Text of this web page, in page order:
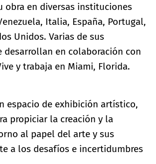
obra en diversas instituciones
Italia, España, Portugal,
Unidos. Varias de sus
desarrollan en colaboración con
y trabaja en Miami, Florida.
espacio de exhibición artístico,
propiciar la creación y la
al papel del arte y sus
a los desafíos e incertidumbres